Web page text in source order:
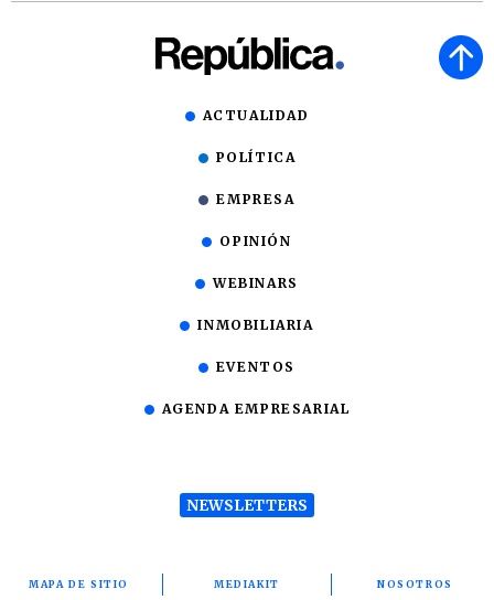
ACTUALIDAD
POLÍTICA
EMPRESA
OPINIÓN
WEBINARS
INMOBILIARIA
EVENTOS
AGENDA EMPRESARIAL
NEWSLETTERS
MAPA DE SITIO MEDIAKIT NOSOTROS